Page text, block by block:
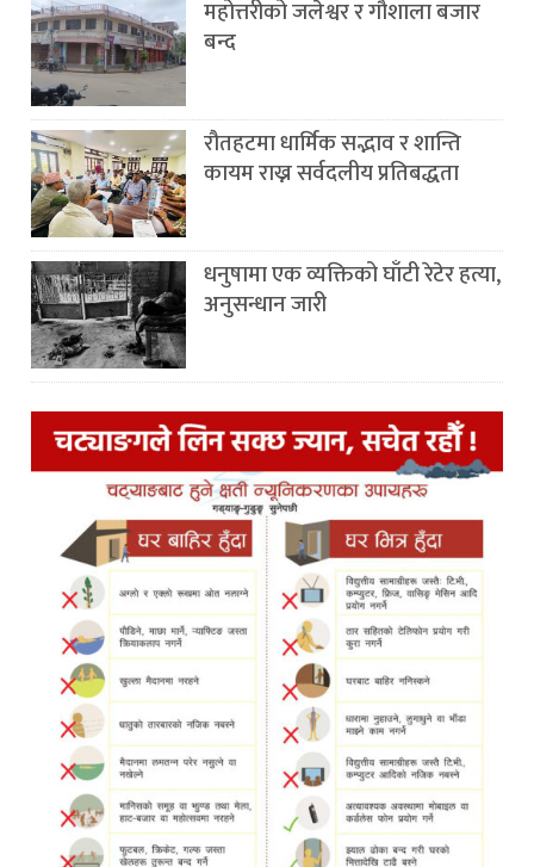
महोत्तरीको जलेश्वर र गौशाला बजार
बन्द
रौतहटमा धार्मिक सद्भाव र शान्ति
कायम राख्न सर्वदलीय प्रतिबद्धता
धनुषामा एक व्यक्तिको घाँटी रेटेर हत्या,
अनुसन्धान जारी